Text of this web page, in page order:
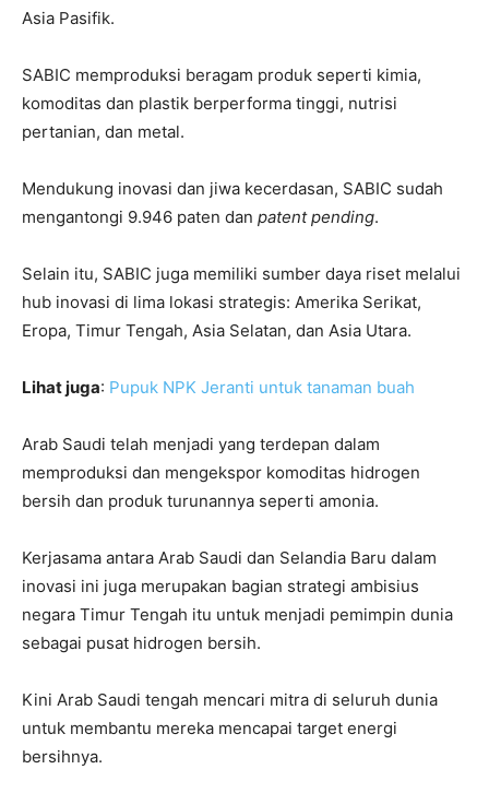
Asia Pasifik.
SABIC memproduksi beragam produk seperti kimia,
komoditas dan plastik berperforma tinggi, nutrisi
pertanian, dan metal.
Mendukung inovasi dan jiwa kecerdasan, SABIC sudah
mengantongi 9.946 paten dan patent pending.
Selain itu, SABIC juga memiliki sumber daya riset melalui
hub inovasi di lima lokasi strategis: Amerika Serikat,
Eropa, Timur Tengah, Asia Selatan, dan Asia Utara.
Lihat juga: Pupuk NPK Jeranti untuk tanaman buah
Arab Saudi telah menjadi yang terdepan dalam
memproduksi dan mengekspor komoditas hidrogen
bersih dan produk turunannya seperti amonia.
Kerjasama antara Arab Saudi dan Selandia Baru dalam
inovasi ini juga merupakan bagian strategi ambisius
negara Timur Tengah itu untuk menjadi pemimpin dunia
sebagai pusat hidrogen bersih.
Kini Arab Saudi tengah mencari mitra di seluruh dunia
untuk membantu mereka mencapai target energi
bersihnya.